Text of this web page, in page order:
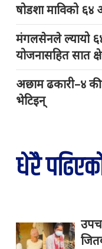
षोडशा माविको
मंगलसेनले ल्यायो
योजनासहित सात
अछाम ढकारी–४
भेटिइन्
धेरै